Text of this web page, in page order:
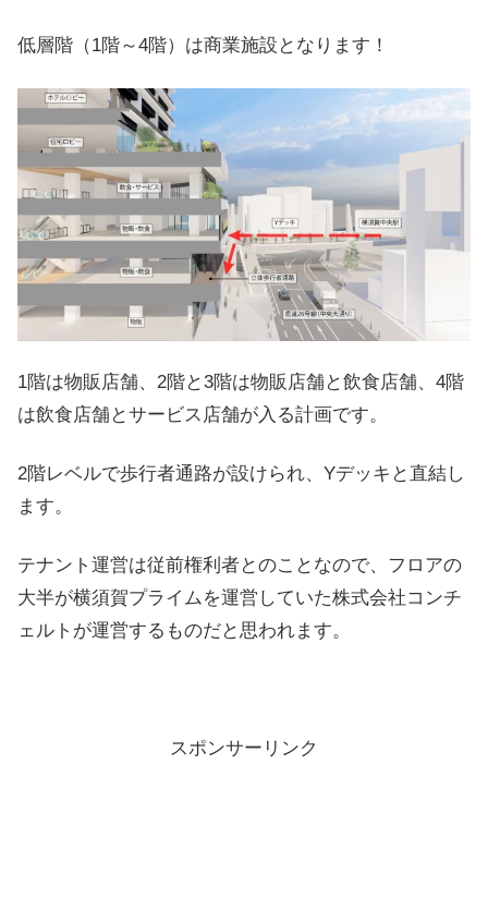
低層階（1階～4階）は商業施設となります！
1階は物販店舗、2階と3階は物販店舗と飲食店舗、4階
は飲食店舗とサービス店舗が入る計画です。
2階レベルで歩行者通路が設けられ、Yデッキと直結し
ます。
テナント運営は従前権利者とのことなので、フロアの
大半が横須賀プライムを運営していた株式会社コンチ
ェルトが運営するものだと思われます。
スポンサーリンク